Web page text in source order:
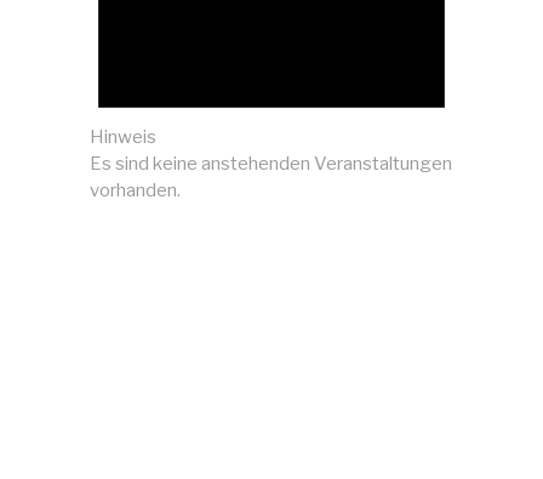
Hinweis
Es sind keine anstehenden Veranstaltungen
vorhanden.